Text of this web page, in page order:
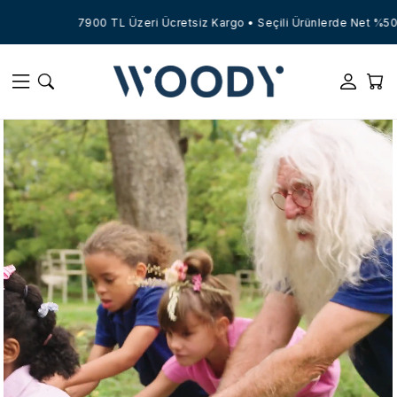
TL Üzeri Ücretsiz Kargo • Seçili Ürünlerde Net %50 indirim